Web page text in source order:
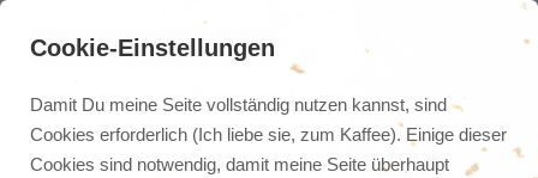
Cookie-Einstellungen
Damit Du meine Seite vollständig nutzen kannst, sind
Cookies erforderlich (Ich liebe sie, zum Kaffee). Einige dieser
Cookies sind notwendig, damit meine Seite überhaupt